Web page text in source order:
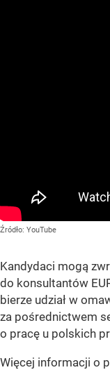
Źródło: YouTube
Kandydaci mogą
do konsultantów
bierze udział w
za pośrednictwem
o pracę u polskich
Więcej informacji o